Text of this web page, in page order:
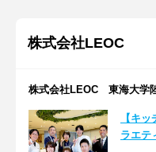
株式会社LEOC
株式会社LEOC 東海大学
【キ
ラエテ